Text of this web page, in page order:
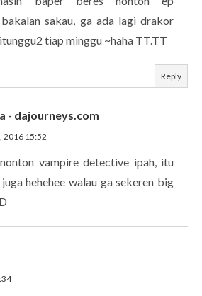
sakau, ga ada lagi drakor
tiap minggu ~haha TT.TT
Reply
- dajourneys.com
2016 15:52
vampire detective ipah, itu
hehehee walau ga sekeren big